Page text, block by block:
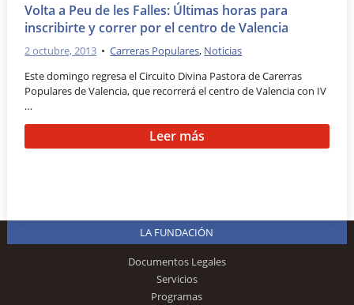
Volta a Peu de les Falles: Últimas horas para
inscribirte y correr por el centro de Valencia
2 octubre, 2013 •Carreras Populares, Noticias
Este domingo regresa el Circuito Divina Pastora de Carerras
Populares de Valencia, que recorrerá el centro de Valencia con IV
…
Leer más
LA FUNDACIÓN
Documentos Legales
Servicios
Programas